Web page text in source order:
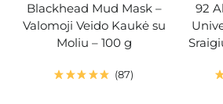
Blackhead Mud Mask –
Valomoji Veido Kaukė su
Moliu – 100 g
87
92